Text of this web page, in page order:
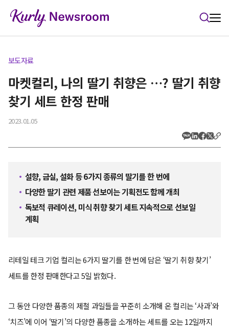
보도자료
마켓컬리, 나의 딸기 취향은 …? 딸기 취향
찾기 세트 한정 판매
2023.01.05
설향, 금실, 설화 등 6가지 종류의 딸기를 한 번에
다양한 딸기 관련 제품 선보이는 기획전도 함께 개최
독보적 큐레이션, 미식 취향 찾기 세트 지속적으로 선보일
계획
리테일 테크 기업 컬리는 6가지 딸기를 한 번에 담은 ‘딸기 취향 찾기’
세트를 한정 판매한다고 5일 밝혔다.
그 동안 다양한 품종의 제철 과일들을 꾸준히 소개해 온 컬리는 ‘사과’와
‘치즈’에 이어 ‘딸기’의 다양한 품종을 소개하는 세트를 오는 12일까지